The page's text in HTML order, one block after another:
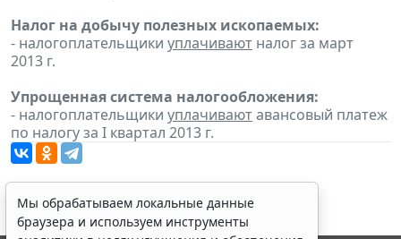
Налог на добычу полезных ископаемых:
- налогоплательщики уплачивают налог за март
2013 г.
Упрощенная система налогообложения:
- налогоплательщики уплачиваютавансовый платеж
по налогу за I квартал 2013 г.
Мы обрабатываем локальные данные
браузера и используем инструменты